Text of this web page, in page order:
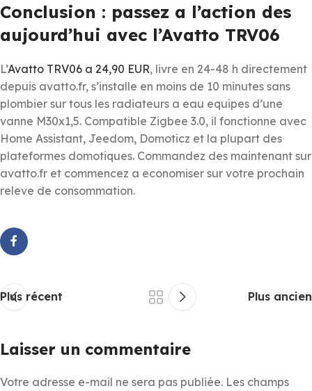
Conclusion : passez a l’action des
aujourd’hui avec l’Avatto TRV06
L’Avatto TRV06 a 24,90 EUR, livre en 24-48 h directement
depuis avatto.fr, s’installe en moins de 10 minutes sans
plombier sur tous les radiateurs a eau equipes d’une
vanne M30x1,5. Compatible Zigbee 3.0, il fonctionne avec
Home Assistant, Jeedom, Domoticz et la plupart des
plateformes domotiques. Commandez des maintenant sur
avatto.fr et commencez a economiser sur votre prochain
releve de consommation.
Plus récent Plus ancien
Laisser un commentaire
Votre adresse e-mail ne sera pas publiée. Les champs